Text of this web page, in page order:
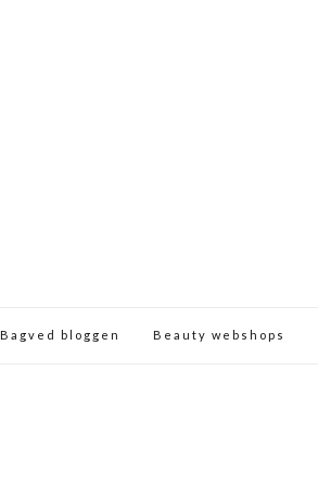
Bagved bloggen Beauty webshops